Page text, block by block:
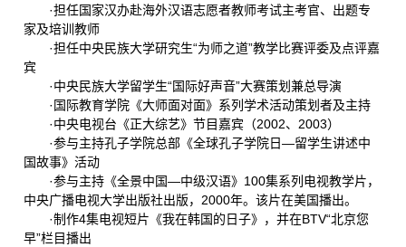
·担任国家汉办赴海外汉语志愿者教师考试主考官、出题专
家及培训教师
·担任中央民族大学研究生“为师之道”教学比赛评委及点评嘉
宾
·中央民族大学留学生“国际好声音”大赛策划兼总导演
·国际教育学院《大师面对面》系列学术活动策划者及主持
·中央电视台《正大综艺》节目嘉宾（2002、2003）
·参与主持孔子学院总部《全球孔子学院日—留学生讲述中
国故事》活动
·参与主持《全景中国—中级汉语》100集系列电视教学片，
中央广播电视大学出版社出版，2000年。该片在美国播出。
·制作4集电视短片《我在韩国的日子》，并在BTV“北京您
早”栏目播出